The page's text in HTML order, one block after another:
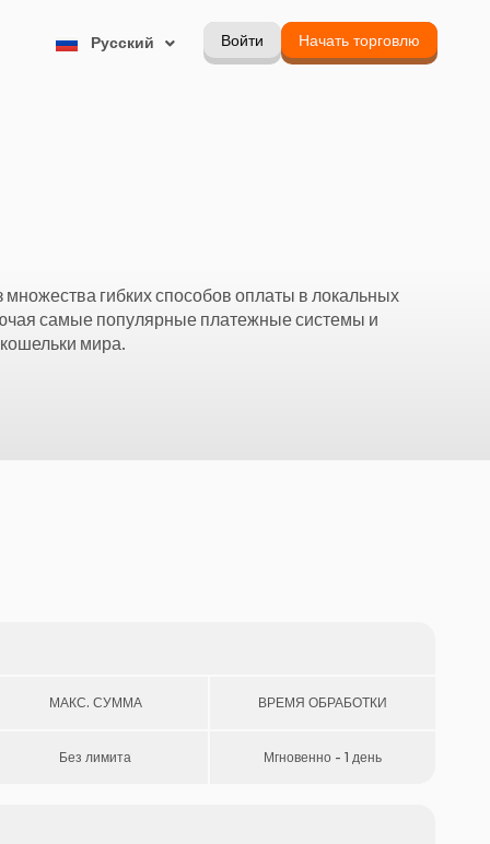
Русский
Português Войти Начать торговлю
гибких способов оплаты в локальных
самые популярные платежные системы и
мира.
МАКС. СУММА ВРЕМЯ ОБРАБОТКИ
Без лимита Мгновенно - 1 день